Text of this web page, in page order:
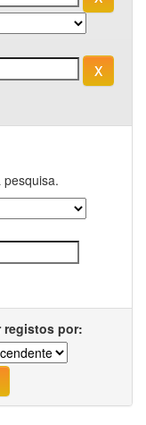
registos por: